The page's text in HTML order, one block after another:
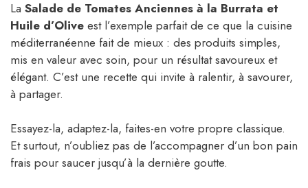
La Salade de Tomates Anciennes à la Burrata et
Huile d’Olive est l’exemple parfait de ce que la cuisine
méditerranéenne fait de mieux : des produits simples,
mis en valeur avec soin, pour un résultat savoureux et
élégant. C’est une recette qui invite à ralentir, à savourer,
à partager.
Essayez-la, adaptez-la, faites-en votre propre classique.
Et surtout, n’oubliez pas de l’accompagner d’un bon pain
frais pour saucer jusqu’à la dernière goutte.